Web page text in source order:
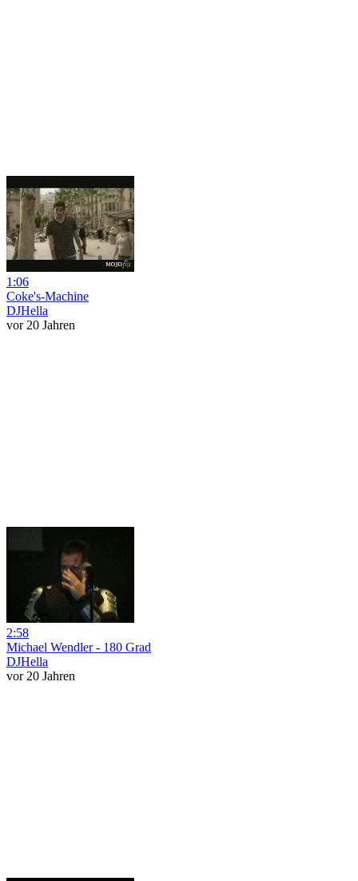
1:06
Coke's-Machine
DJHella
vor 20 Jahren
2:58
Michael Wendler - 180 Grad
DJHella
vor 20 Jahren